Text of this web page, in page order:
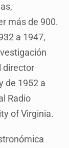
más de 900.
a 1947,
director
de 1952 a
Radio
of Virginia.